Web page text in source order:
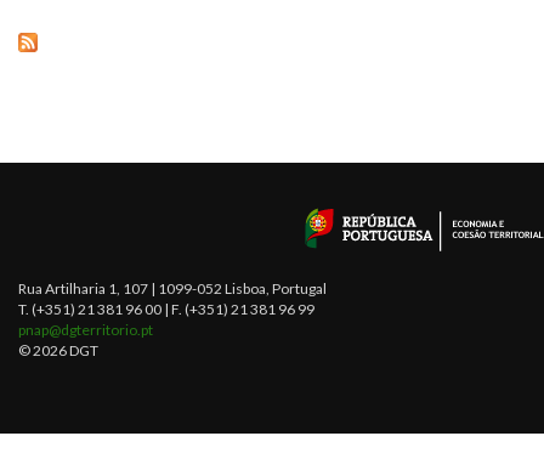
Rua Artilharia 1, 107 | 1099-052 Lisboa, Portugal
T. (+351) 21 381 96 00 | F. (+351) 21 381 96 99
pnap@dgterritorio.pt
© 2026 DGT